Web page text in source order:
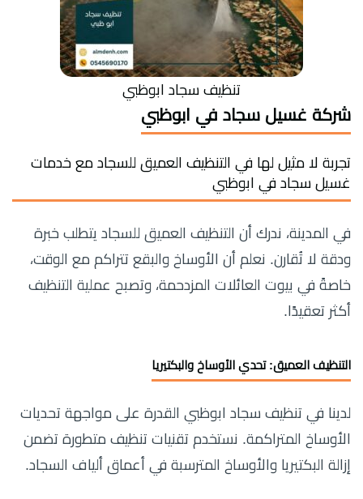
تنظيف سجاد ابوظبي
شركة غسيل سجاد في ابوظبي
تجربة لا مثيل لها في التنظيف العميق للسجاد مع خدمات
غسيل سجاد في ابوظبي
في المدينة، ندرك أن التنظيف العميق للسجاد يتطلب خبرة
ودقة لا تُقارن. نعلم أن الأوساخ والبقع تتراكم مع الوقت،
خاصةً في بيوت العائلات المزدحمة، وتصبح عملية التنظيف
أكثر تعقيدًا.
التنظيف العميق: تحدي الأوساخ والبكتيريا
لدينا في تنظيف سجاد ابوظبي القدرة على مواجهة تحديات
الأوساخ المتراكمة. نستخدم تقنيات تنظيف متطورة تضمن
إزالة البكتيريا والأوساخ المترسبة في أعماق ألياف السجاد.